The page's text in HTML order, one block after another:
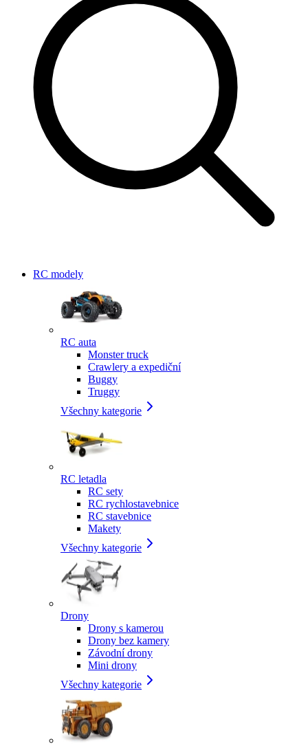
RC modely
RC auta
Monster truck
Crawlery a expediční
Buggy
Truggy
Všechny kategorie
RC letadla
RC sety
RC rychlostavebnice
RC stavebnice
Makety
Všechny kategorie
Drony
Drony s kamerou
Drony bez kamery
Závodní drony
Mini drony
Všechny kategorie